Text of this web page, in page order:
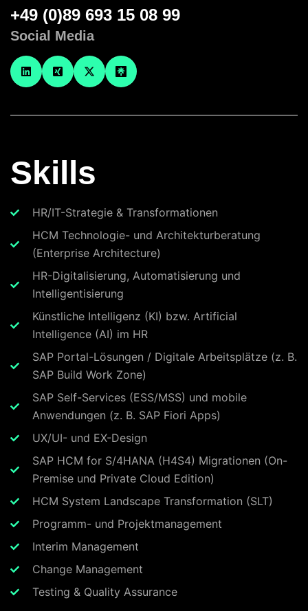
+49 (0)89 693 15 08 99
Social Media
Skills
HR/IT-Strategie & Transformationen
HCM Technologie- und Architekturberatung
(Enterprise Architecture)
HR-Digitalisierung, Automatisierung und
Intelligentisierung
Künstliche Intelligenz (KI) bzw. Artificial
Intelligence (AI) im HR
SAP Portal-Lösungen / Digitale Arbeitsplätze (z. B.
SAP Build Work Zone)
SAP Self-Services (ESS/MSS) und mobile
Anwendungen (z. B. SAP Fiori Apps)
UX/UI- und EX-Design
SAP HCM for S/4HANA (H4S4) Migrationen (On-
Premise und Private Cloud Edition)
HCM System Landscape Transformation (SLT)
Programm- und Projektmanagement
Interim Management
Change Management
Testing & Quality Assurance